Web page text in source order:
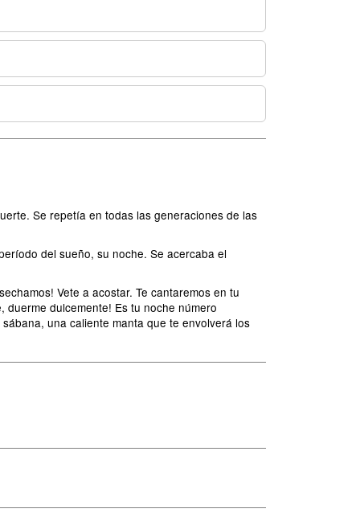
Se repetía en todas las generaciones de las
del sueño, su noche. Se acercaba el
Vete a acostar. Te cantaremos en tu
dulcemente! Es tu noche número
una caliente manta que te envolverá los